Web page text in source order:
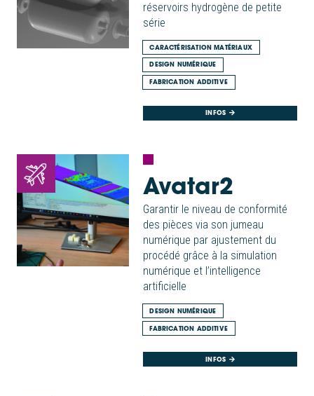
réservoirs hydrogène de petite
série
CARACTÉRISATION MATÉRIAUX
DESIGN NUMÉRIQUE
FABRICATION ADDITIVE
INFOS
Avatar2
Garantir le niveau de conformité
des pièces via son jumeau
numérique par ajustement du
procédé grâce à la simulation
numérique et l’intelligence
artificielle
DESIGN NUMÉRIQUE
FABRICATION ADDITIVE
INFOS